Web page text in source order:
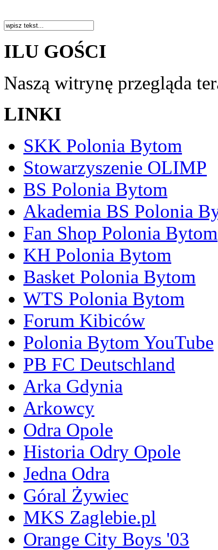
ILU GOŚCI
Naszą witrynę przegląda
LINKI
SKK Polonia Bytom
Stowarzyszenie OLIMP
BS Polonia Bytom
Akademia BS Polonia
Fan Shop Polonia Bytom
KH Polonia Bytom
Basket Polonia Bytom
WTS Polonia Bytom
Forum Kibiców
Polonia Bytom YouTube
PB FC Deutschland
Arka Gdynia
Arkowcy
Odra Opole
Historia Odry Opole
Jedna Odra
Góral Żywiec
MKS Zaglebie.pl
Orange City Boys '03